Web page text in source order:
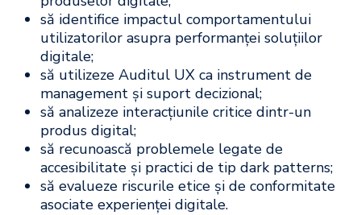
să identifice impactul comportamentului
utilizatorilor asupra performanței soluțiilor
digitale;
să utilizeze Auditul UX ca instrument de
management și suport decizional;
să analizeze interacțiunile critice dintr-un
produs digital;
să recunoască problemele legate de
accesibilitate și practici de tip dark patterns;
să evalueze riscurile etice și de conformitate
asociate experienței digitale.